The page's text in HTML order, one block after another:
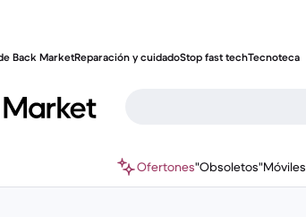
Back MarketReparación y cuidadoStop fast techTecnoteca
Ofertones"Obsoletos"Móviles